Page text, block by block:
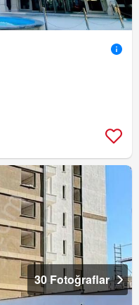
30 Fotoğraflar